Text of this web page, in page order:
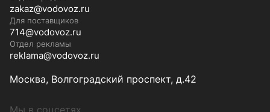
zakaz@vodovoz.ru
Для поставщиков
714@vodovoz.ru
Отдел рекламы
reklama@vodovoz.ru
Москва, Волгоградский проспект, д.42
Мы в соцсетях